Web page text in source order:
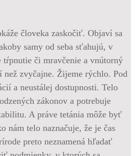
človeka zaskočiť. Objaví sa
samy od seba sťahujú, v
tŕpnutie či mravčenie a vnútorný
než zvyčajne. Žijeme rýchlo. Pod
a neustálej dostupnosti. Telo
zákonov a potrebuje
A práve tetánia môže byť
nám telo naznačuje, že je čas
preto neznamená hľadať